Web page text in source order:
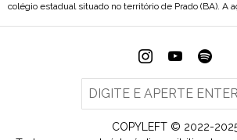
colégio estadual situado no território de Prado (BA). A
COPYLEFT © 2022-